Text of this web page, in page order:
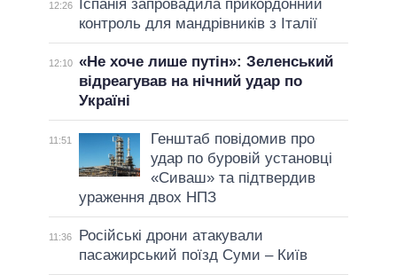
12:26
Іспанія запровадила прикордонний
контроль для мандрівників з Італії
12:10 «Не хоче лише путін»: Зеленський
відреагував на нічний удар по
Україні
11:51
Генштаб повідомив про
удар по буровій установці
«Сиваш» та підтвердив
ураження двох НПЗ
11:36
Російські дрони атакували
пасажирський поїзд Суми – Київ